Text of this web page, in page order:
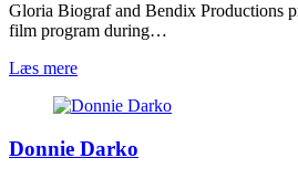
Gloria Biograf and Bendix Productions
film program during…
Læs mere
Donnie Darko